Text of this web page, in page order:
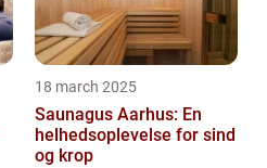
18 march 2025
Saunagus Aarhus: En
helhedsoplevelse for sind
og krop